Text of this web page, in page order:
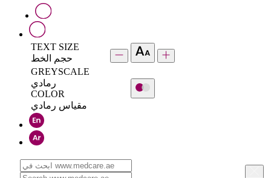
TEXT SIZE
حجم الخط
GREYSCALE
رمادي
COLOR
مقياس رمادي